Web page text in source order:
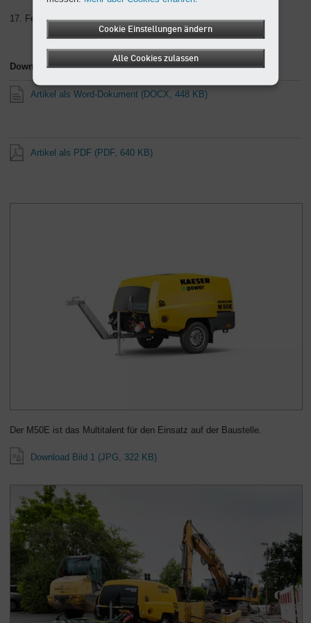
17. Feb. 25 , Abdruck frei – Beleg erwünscht
Downloads zum Artikel
Artikel als Word-Dokument (DOCX, 448 KB)
Artikel als PDF (PDF, 640 KB)
Der M50E ist das Multitalent für den Einsatz auf der Baustelle.
Download Bild 1 (JPG, 322 KB)
Cookie Einstellungen ändern
Alle Cookies zulassen